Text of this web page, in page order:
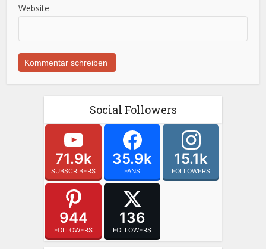
Website
Social Followers
71.9k
SUBSCRIBERS
35.9k
FANS
15.1k
FOLLOWERS
944
FOLLOWERS
136
FOLLOWERS